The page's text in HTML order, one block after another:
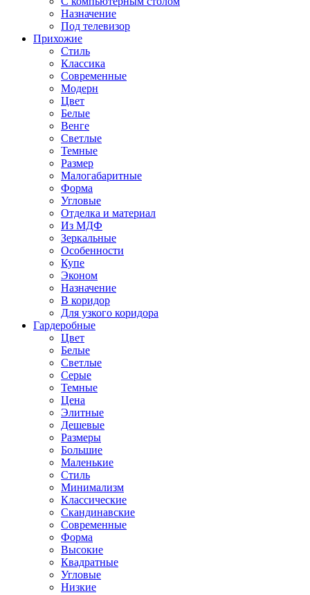
Назначение
Под телевизор
Прихожие
Стиль
Классика
Современные
Модерн
Цвет
Белые
Венге
Светлые
Темные
Размер
Малогабаритные
Форма
Угловые
Отделка и материал
Из МДФ
Зеркальные
Особенности
Купе
Эконом
Назначение
В коридор
Для узкого коридора
Гардеробные
Цвет
Белые
Светлые
Серые
Темные
Цена
Элитные
Дешевые
Размеры
Большие
Маленькие
Стиль
Минимализм
Классические
Скандинавские
Современные
Форма
Высокие
Квадратные
Угловые
Низкие